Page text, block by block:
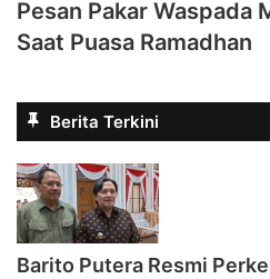
Pesan Pakar Waspada
Saat Puasa Ramadhan
Berita Terkini
Barito Putera Resmi